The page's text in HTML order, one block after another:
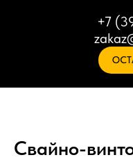
+7
Свайно-